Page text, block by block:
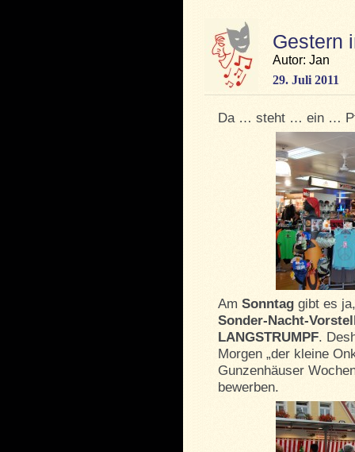
Gestern
Autor: Jan
29. Juli 2011
Da … steht … ein …
Am Sonntag gibt es
Sonder-Nacht-
LANGSTRUMPF.
Morgen „der kleine
Gunzenhäuser
bewerben.